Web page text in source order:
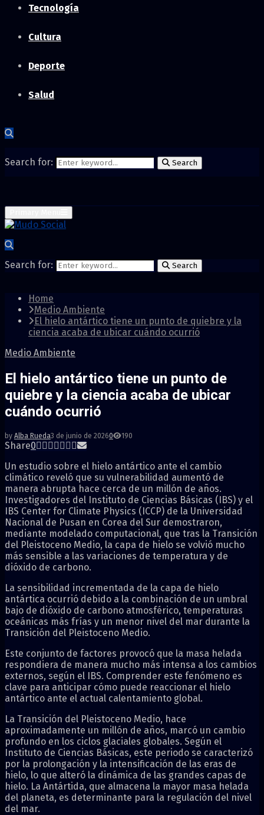
Tecnología
Cultura
Deporte
Salud
Search for: Search
Search for: Search
Home
Medio Ambiente
El hielo antártico tiene un punto de quiebre y la
ciencia acaba de ubicar cuándo ocurrió
Medio Ambiente
El hielo antártico tiene un punto de
quiebre y la ciencia acaba de ubicar
cuándo ocurrió
by Alba Rueda3 de junio de 20260 190
Share0
Un estudio sobre el hielo antártico ante el cambio
climático reveló que su vulnerabilidad aumentó de
manera abrupta hace cerca de un millón de años.
Investigadores del Instituto de Ciencias Básicas (IBS) y el
IBS Center for Climate Physics (ICCP) de la Universidad
Nacional de Pusan en Corea del Sur demostraron,
mediante modelado computacional, que tras la Transición
del Pleistoceno Medio, la capa de hielo se volvió mucho
más sensible a las variaciones de temperatura y de
dióxido de carbono.
La sensibilidad incrementada de la capa de hielo
antártica ocurrió debido a la combinación de un umbral
bajo de dióxido de carbono atmosférico, temperaturas
oceánicas más frías y un menor nivel del mar durante la
Transición del Pleistoceno Medio.
Este conjunto de factores provocó que la masa helada
respondiera de manera mucho más intensa a los cambios
externos, según el IBS. Comprender este fenómeno es
clave para anticipar cómo puede reaccionar el hielo
antártico ante el actual calentamiento global.
La Transición del Pleistoceno Medio, hace
aproximadamente un millón de años, marcó un cambio
profundo en los ciclos glaciales globales. Según el
Instituto de Ciencias Básicas, este periodo se caracterizó
por la prolongación y la intensificación de las eras de
hielo, lo que alteró la dinámica de las grandes capas de
hielo. La Antártida, que almacena la mayor masa helada
del planeta, es determinante para la regulación del nivel
del mar.